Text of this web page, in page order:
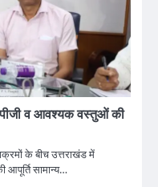
व आवश्यक वस्तुओं की
के बीच उत्तराखंड में
सामान्य…